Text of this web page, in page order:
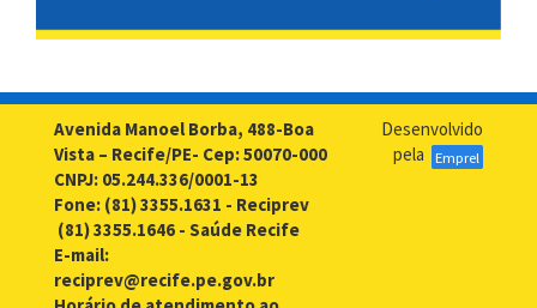
Avenida Manoel Borba, 488-Boa
Vista – Recife/PE- Cep: 50070-000
CNPJ: 05.244.336/0001-13
Fone: (81) 3355.1631 - Reciprev
(81) 3355.1646 - Saúde Recife
E-mail:
reciprev@recife.pe.gov.br
Desenvolvido
pela
Emprel